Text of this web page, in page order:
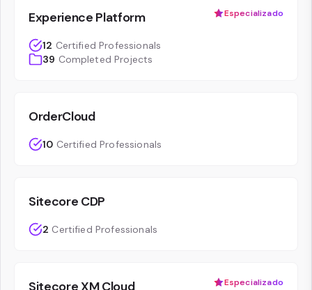
Experience Platform Especializado
12 Certified Professionals
39 Completed Projects
OrderCloud
10 Certified Professionals
Sitecore CDP
2 Certified Professionals
Sitecore XM Cloud Especializado